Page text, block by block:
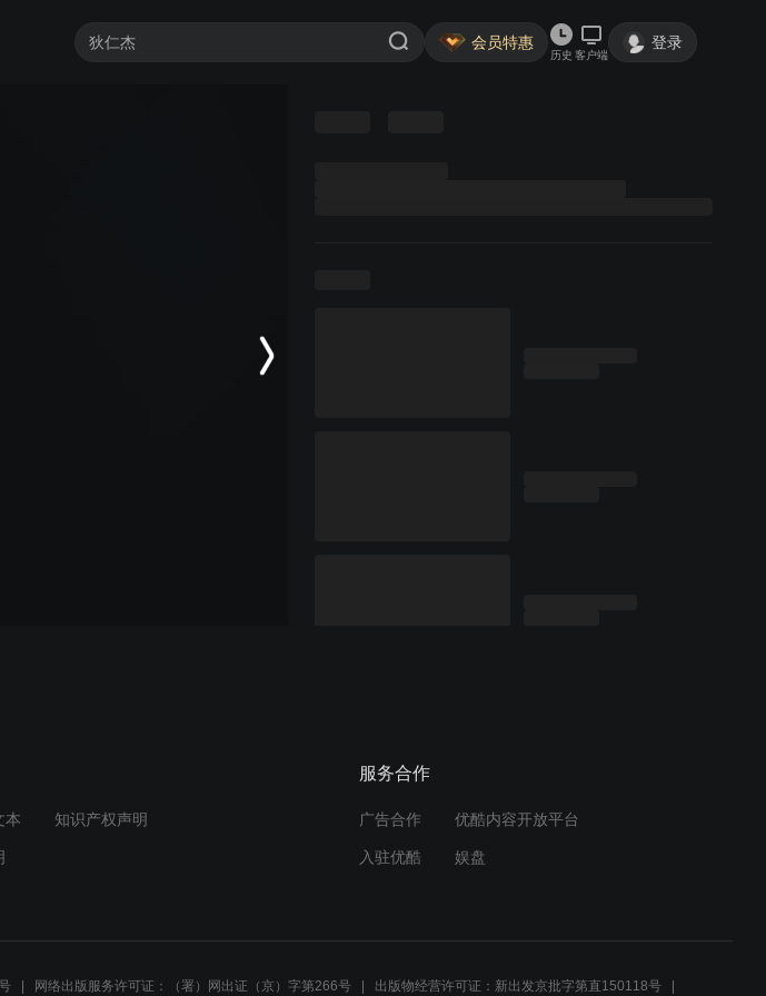
会员特惠
历史 客户端
登录
本 知识产权声明
服务合作
广告合作 优酷内容开放平台
入驻优酷 娱盘
网络出版服务许可证：（署）网出证（京）字第266号 出版物经营许可证：新出发京批字第直150118号